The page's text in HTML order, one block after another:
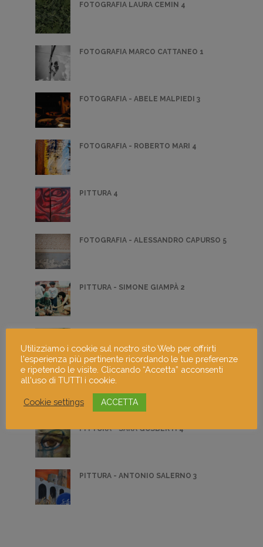
FOTOGRAFIA LAURA CEMIN 4
FOTOGRAFIA MARCO CATTANEO 1
FOTOGRAFIA - ABELE MALPIEDI 3
FOTOGRAFIA - ROBERTO MARI 4
PITTURA 4
FOTOGRAFIA - ALESSANDRO CAPURSO 5
PITTURA - SIMONE GIAMPÀ 2
CAOS
PITTURA - SARA GUSBERTI 4
PITTURA - ANTONIO SALERNO 3
Utilizziamo i cookie sul nostro sito Web per offrirti
l'esperienza più pertinente ricordando le tue preferenze
e ripetendo le visite. Cliccando “Accetta” acconsenti
all'uso di TUTTI i cookie.
Cookie settings ACCETTA